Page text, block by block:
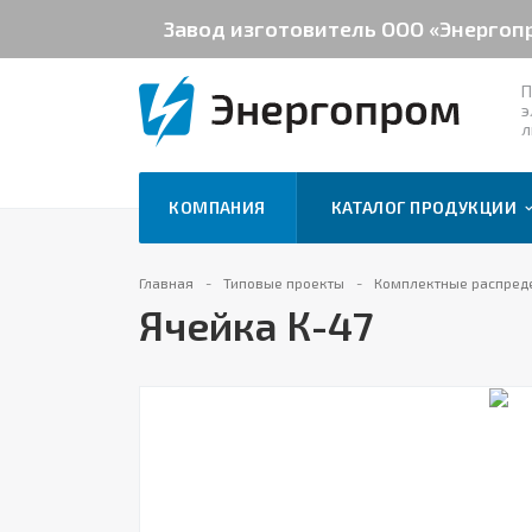
Завод изготовитель ООО
КОМПАНИЯ КАТАЛОГ ПРОДУКЦИИ
Главная Типовые проекты Комплектные
Ячейка К-47